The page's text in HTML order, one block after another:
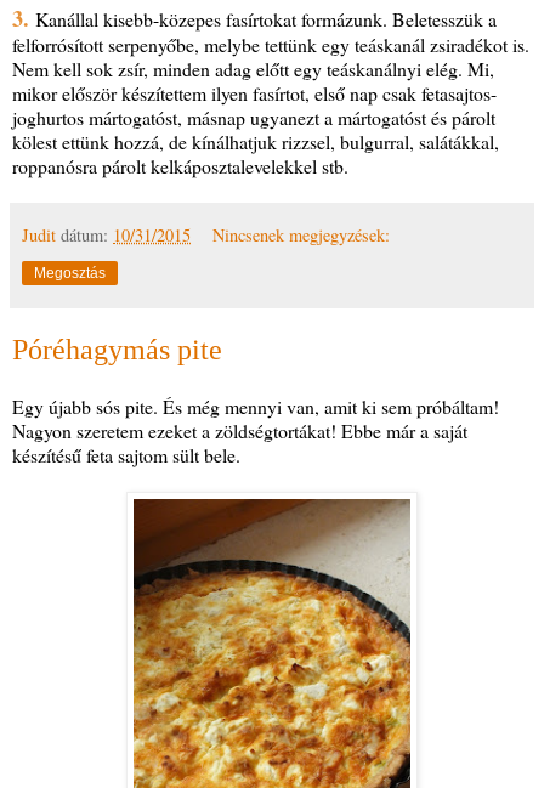
3. Kanállal kisebb-közepes fasírtokat formázunk. Beletesszük a
felforrósított serpenyőbe, melybe tettünk egy teáskanál zsiradékot is.
Nem kell sok zsír, minden adag előtt egy teáskanálnyi elég. Mi,
mikor először készítettem ilyen fasírtot, első nap csak fetasajtos-
joghurtos mártogatóst, másnap ugyanezt a mártogatóst és párolt
kölest ettünk hozzá, de kínálhatjuk rizzsel, bulgurral, salátákkal,
roppanósra párolt kelkáposztalevelekkel stb.
Judit dátum: 10/31/2015 Nincsenek megjegyzések:
Megosztás
Póréhagymás pite
Egy újabb sós pite. És még mennyi van, amit ki sem próbáltam!
Nagyon szeretem ezeket a zöldségtortákat! Ebbe már a saját
készítésű feta sajtom sült bele.